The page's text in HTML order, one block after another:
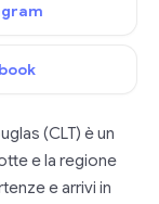
(CLT) è un
e la regione
e arrivi in